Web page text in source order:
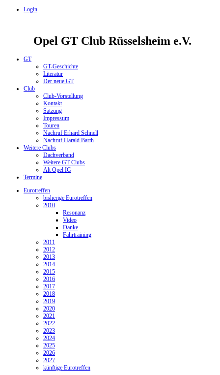
Login
Opel GT Club Rüsselsheim e.V.
GT
GT-Geschichte
Literatur
Der neue GT
Club
Club-Vorstellung
Kontakt
Satzung
Impressum
Touren
Nachruf Erhard Schnell
Nachruf Harald Barth
Weitere Clubs
Dachverband
Weitere GT Clubs
Alt Opel IG
Termine
Eurotreffen
bisherige Eurotreffen
2010
Resonanz
Video
Danke
Fahrtraining
2011
2012
2013
2014
2015
2016
2017
2018
2019
2020
2021
2022
2023
2024
2025
2026
2027
künftige Eurotreffen